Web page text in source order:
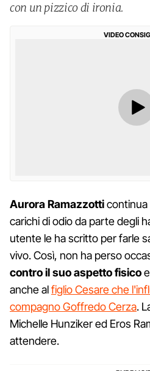
con un pizzico di ironia.
VIDEO
Aurora Ramazzotticontinua
carichi di odio da parte degli
utente le ha scritto per farle
vivo. Così, non ha perso
contro il suo aspetto fisico
anche alfiglio Cesare che
compagno Goffredo Cerza.
Michelle Hunziker ed Eros
attendere.